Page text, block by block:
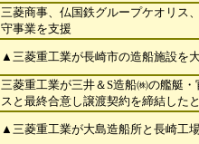
三菱商事、仏国鉄グループケオリス
守事業を支援
▲三菱重工業が長崎市の造船施設を
三菱重工業が三井＆S造船㈱の艦艇
スと最終合意し譲渡契約を締結した
▲三菱重工業が大島造船所と長崎工